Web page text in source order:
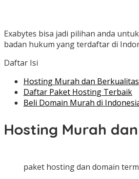
Exabytes bisa jadi pilihan anda
badan hukum yang terdaftar di
Daftar Isi
Hosting Murah dan Berkualitas
Daftar Paket Hosting Terbaik
Beli Domain Murah di
Hosting Murah
paket hosting dan domain